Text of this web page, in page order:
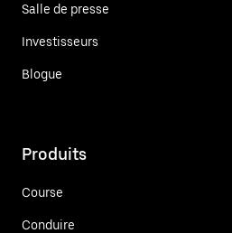
Salle de presse
Investisseurs
Blogue
Produits
Course
Conduire